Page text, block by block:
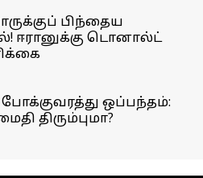
பிந்தைய
ஈரானுக்கு டொனால்ட்
ஒப்பந்தம்:
திரும்புமா?